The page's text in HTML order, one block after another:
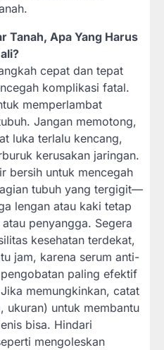
Tanah, Apa Yang Harus
cepat dan tepat
komplikasi fatal.
memperlambat
Jangan memotong,
luka terlalu kencang,
kerusakan jaringan.
bersih untuk mencegah
tubuh yang tergigit—
lengan atau kaki tetap
penyangga. Segera
kesehatan terdekat,
jam, karena serum anti-
paling efektif
memungkinkan, catat
untuk membantu
bisa. Hindari
mengoleskan